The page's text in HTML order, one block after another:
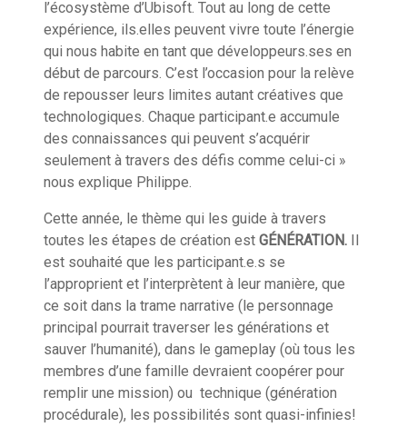
l’écosystème d’Ubisoft. Tout au long de cette
expérience, ils.elles peuvent vivre toute l’énergie
qui nous habite en tant que développeurs.ses en
début de parcours. C’est l’occasion pour la relève
de repousser leurs limites autant créatives que
technologiques. Chaque participant.e accumule
des connaissances qui peuvent s’acquérir
seulement à travers des défis comme celui-ci »
nous explique Philippe.
Cette année, le thème qui les guide à travers
toutes les étapes de création est GÉNÉRATION. Il
est souhaité que les participant.e.s se
l’approprient et l’interprètent à leur manière, que
ce soit dans la trame narrative (le personnage
principal pourrait traverser les générations et
sauver l’humanité), dans le gameplay (où tous les
membres d’une famille devraient coopérer pour
remplir une mission) ou technique (génération
procédurale), les possibilités sont quasi-infinies!